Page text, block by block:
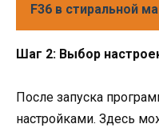
F36 в стиральной
Шаг 2: Выбор
После запуска
настройками. Здесь